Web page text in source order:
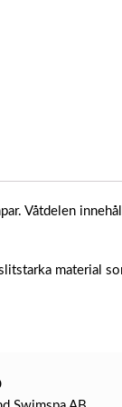
Våtdelen
material